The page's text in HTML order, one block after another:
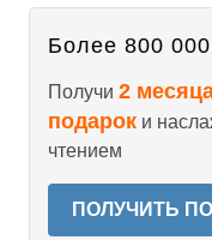
Более 800 000
Получи 2
подарок и
чтением
ПОЛУЧИТЬ